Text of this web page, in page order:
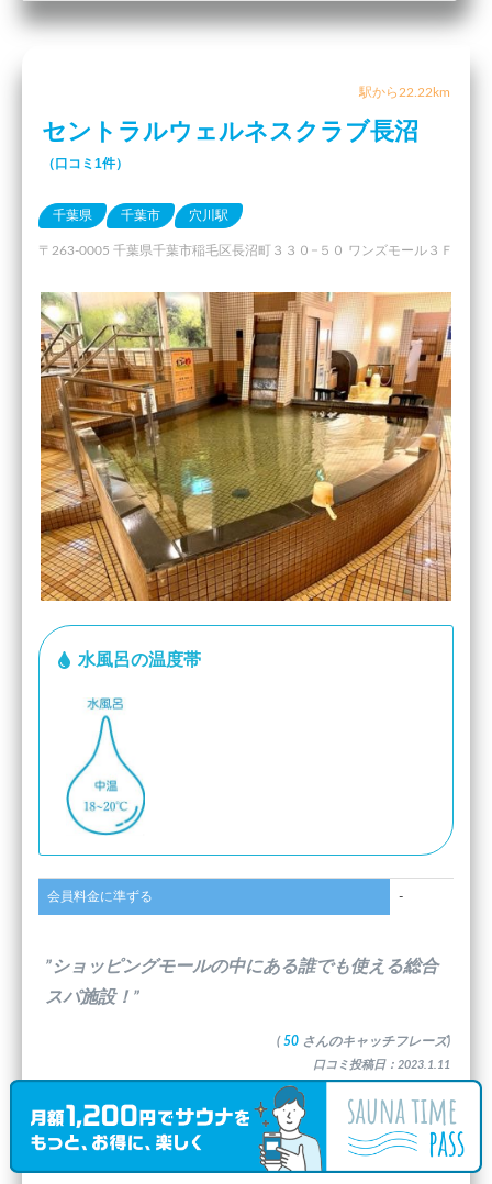
駅から22.22km
セントラルウェルネスクラブ長沼
（口コミ1件）
千葉県 千葉市 穴川駅
〒263-0005 千葉県千葉市稲毛区長沼町３３０−５０ ワンズモール３Ｆ
水風呂の温度帯
会員料金に準ずる -
”ショッピングモールの中にある誰でも使える総合
スパ施設！”
( 50 さんのキャッチフレーズ)
口コミ投稿日：2023.1.11
最新の口コミコメント